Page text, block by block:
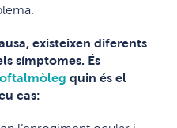
existeixen diferents
símptomes. És
oftalmòleg quin és el
cas: